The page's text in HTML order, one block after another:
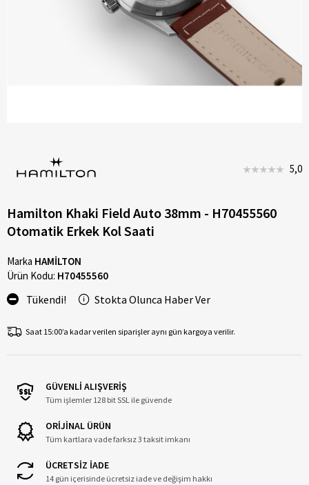
5,0
Hamilton Khaki Field Auto 38mm - H70455560
Otomatik Erkek Kol Saati
Marka HAMİLTON
Ürün Kodu: H70455560
Tükendi! Stokta Olunca Haber Ver
Saat 15:00’a kadar verilen siparişler aynı gün kargoya verilir.
GÜVENLİ ALIŞVERİŞ
Tüm işlemler 128 bit SSL ile güvende
ORİJİNAL ÜRÜN
Tüm kartlara vade farksız 3 taksit imkanı
ÜCRETSİZ İADE
14 gün içerisinde ücretsiz iade ve değişim hakkı